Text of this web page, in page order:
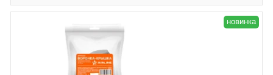
новинка